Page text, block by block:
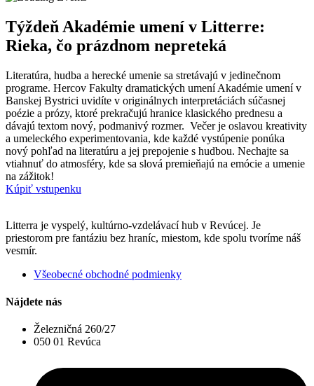
Týždeň Akadémie umení v Litterre:
Rieka, čo prázdnom nepreteká
Literatúra, hudba a herecké umenie sa stretávajú v jedinečnom
programe. Hercov Fakulty dramatických umení Akadémie umení v
Banskej Bystrici uvidíte v originálnych interpretáciách súčasnej
poézie a prózy, ktoré prekračujú hranice klasického prednesu a
dávajú textom nový, podmanivý rozmer. Večer je oslavou kreativity
a umeleckého experimentovania, kde každé vystúpenie ponúka
nový pohľad na literatúru a jej prepojenie s hudbou. Nechajte sa
vtiahnuť do atmosféry, kde sa slová premieňajú na emócie a umenie
na zážitok!
Kúpiť vstupenku
Litterra je vyspelý, kultúrno-vzdelávací hub v Revúcej. Je
priestorom pre fantáziu bez hraníc, miestom, kde spolu tvoríme náš
vesmír.
Všeobecné obchodné podmienky
Nájdete nás
Železničná 260/27
050 01 Revúca